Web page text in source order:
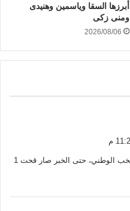
أبرزها السقا وياسمين وهنيدى
ومنى زكى
2026/08/06
مره المريخ ومره المنتخب الوطني، حتى الخبر صار قحت 1